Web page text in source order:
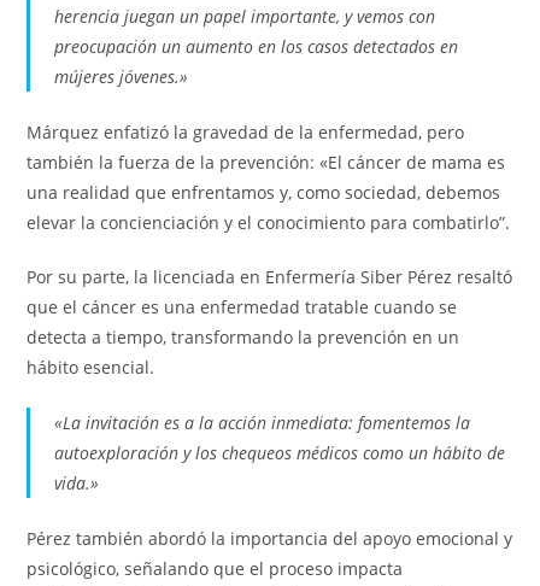
herencia juegan un papel importante, y vemos con
preocupación un aumento en los casos detectados en
mújeres jóvenes.»
Márquez enfatizó la gravedad de la enfermedad, pero
también la fuerza de la prevención: «El cáncer de mama es
una realidad que enfrentamos y, como sociedad, debemos
elevar la concienciación y el conocimiento para combatirlo”.
Por su parte, la licenciada en Enfermería Siber Pérez resaltó
que el cáncer es una enfermedad tratable cuando se
detecta a tiempo, transformando la prevención en un
hábito esencial.
«La invitación es a la acción inmediata: fomentemos la
autoexploración y los chequeos médicos como un hábito de
vida.»
Pérez también abordó la importancia del apoyo emocional y
psicológico, señalando que el proceso impacta